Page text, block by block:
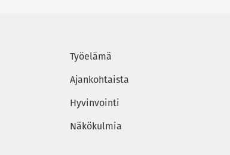
Työelämä
Ajankohtaista
Hyvinvointi
Näkökulmia